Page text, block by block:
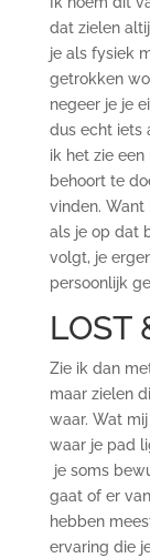
dat zielen
je als fysiek
getrokken
negeer je je
dus echt iets
ik het zie
behoort te
vinden.
als je op dat
volgt, je
persoonlijk
LOST
Zie ik dan
maar zielen
waar. Wat
waar je pad
je soms
gaat of er
hebben
ervaring die